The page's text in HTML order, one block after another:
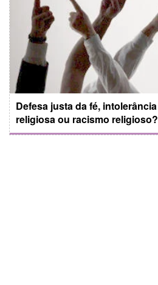
Defesa justa da fé, intolerância
religiosa ou racismo religioso?